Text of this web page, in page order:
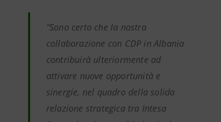
“Sono certo che la nostra
collaborazione con CDP in Albania
contribuirà ulteriormente ad
attivare nuove opportunità e
sinergie, nel quadro della solida
relazione strategica tra Intesa